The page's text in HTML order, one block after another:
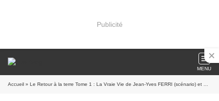
Publicité
MENU
Accueil » Le Retour à la terre Tome 1 : La Vraie Vie de Jean-Yves FERRI (scénario) et Manu LARCENET (dessins)